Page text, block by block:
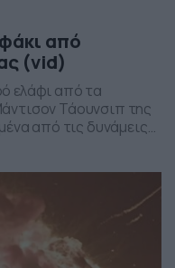
από
(vid)
ελάφι από τα
Τάουνσιπ της
από τις δυνάμεις